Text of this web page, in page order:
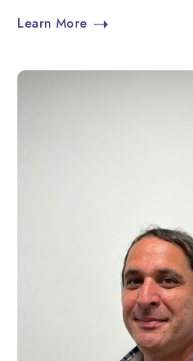
Learn More